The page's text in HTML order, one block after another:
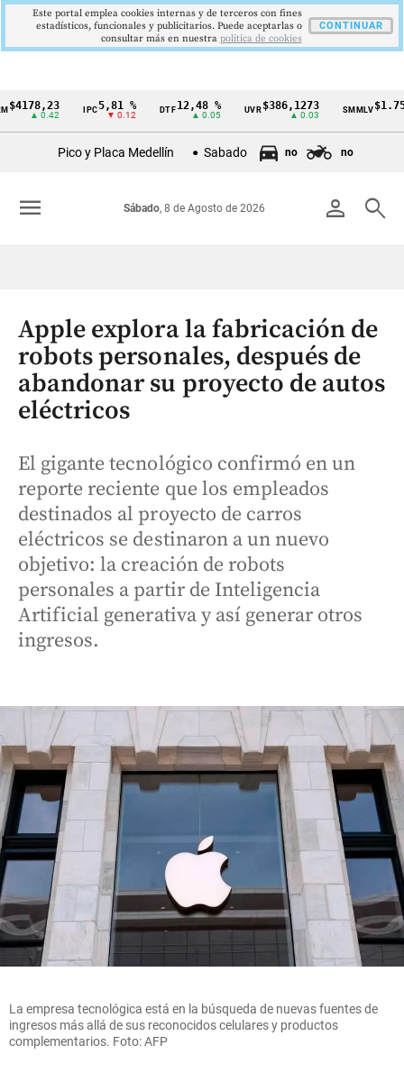
Cintillo
Colombia
0.42
IPC 5,81 %
▼ 0.12
DTF 12,48 %
▲ 0.05
UVR $386,1273
▲ 0.03
SMMLV $1.750.905
Pico y Placa Medellín Sabado no no
person search
Sábado, 8 de Agosto de 2026
menu
Apple explora la fabricación de
robots personales, después de
abandonar su proyecto de autos
eléctricos
El gigante tecnológico confirmó en un
reporte reciente que los empleados
destinados al proyecto de carros
eléctricos se destinaron a un nuevo
objetivo: la creación de robots
personales a partir de Inteligencia
Artificial generativa y así generar otros
ingresos.
La empresa tecnológica está en la búsqueda de nuevas fuentes de
ingresos más allá de sus reconocidos celulares y productos
complementarios. Foto: AFP
Este portal emplea cookies internas y de terceros con fines
estadísticos, funcionales y publicitarios. Puede aceptarlas o
consultar más en nuestra politica de cookies
CONTINUAR